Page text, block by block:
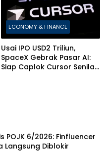
ECONOMY & FINANCE
Usai IPO USD2 Triliun,
SpaceX Gebrak Pasar AI:
Siap Caplok Cursor Senilai
POJK 6/2026: Finfluencer
Langsung Diblokir